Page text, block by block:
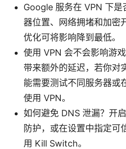
Google 服务在 VPN 下是
器位置、网络拥堵和加密
优化可将影响降到最低。
使用 VPN 会不会影响游
带来额外的延迟，若你对
能需要测试不同服务器或
使用 VPN。
如何避免 DNS 泄漏？开
防护，或在设置中指定可
用 Kill Switch。